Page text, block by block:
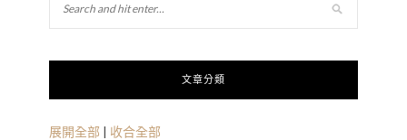
文章分類
展開全部 | 收合全部